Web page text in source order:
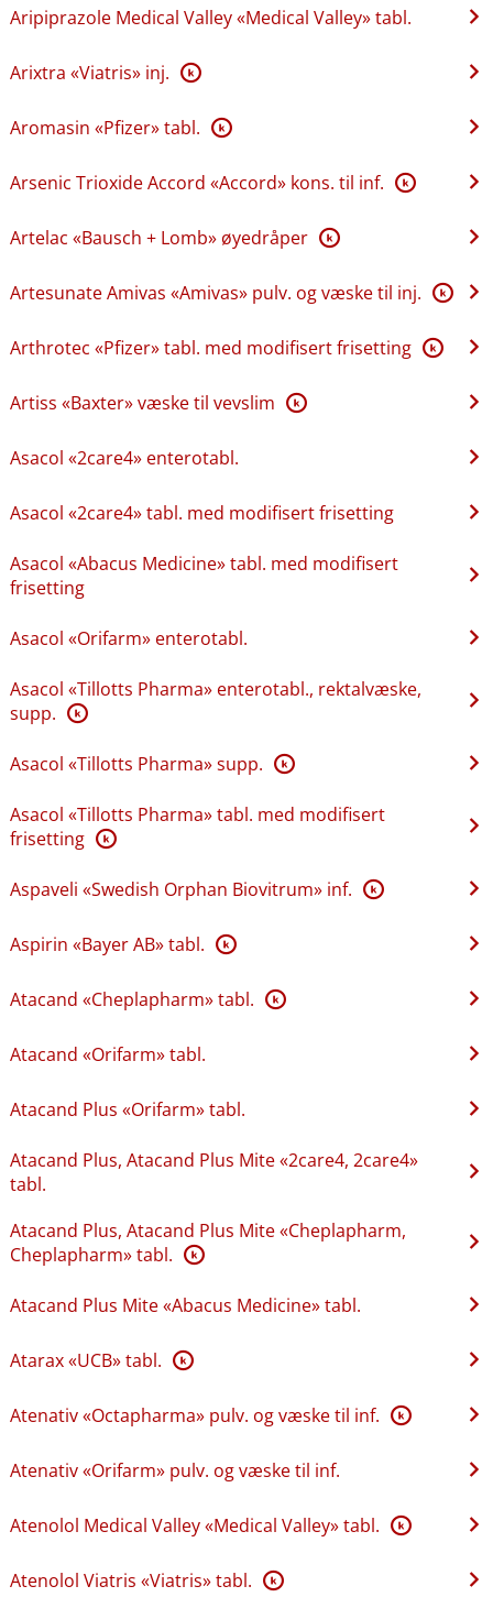
Aripiprazole Medical Valley «Medical Valley» tabl.
Arixtra «Viatris» inj. K
Aromasin «Pfizer» tabl. K
Arsenic Trioxide Accord «Accord» kons. til inf. K
Artelac «Bausch + Lomb» øyedråper K
Artesunate Amivas «Amivas» pulv. og væske til inj. K
Arthrotec «Pfizer» tabl. med modifisert frisetting K
Artiss «Baxter» væske til vevslim K
Asacol «2care4» enterotabl.
Asacol «2care4» tabl. med modifisert frisetting
Asacol «Abacus Medicine» tabl. med modifisert
frisetting
Asacol «Orifarm» enterotabl.
Asacol «Tillotts Pharma» enterotabl., rektalvæske,
supp. K
Asacol «Tillotts Pharma» supp. K
Asacol «Tillotts Pharma» tabl. med modifisert
frisetting K
Aspaveli «Swedish Orphan Biovitrum» inf. K
Aspirin «Bayer AB» tabl. K
Atacand «Cheplapharm» tabl. K
Atacand «Orifarm» tabl.
Atacand Plus «Orifarm» tabl.
Atacand Plus, Atacand Plus Mite «2care4, 2care4»
tabl.
Atacand Plus, Atacand Plus Mite «Cheplapharm,
Cheplapharm» tabl. K
Atacand Plus Mite «Abacus Medicine» tabl.
Atarax «UCB» tabl. K
Atenativ «Octapharma» pulv. og væske til inf. K
Atenativ «Orifarm» pulv. og væske til inf.
Atenolol Medical Valley «Medical Valley» tabl. K
Atenolol Viatris «Viatris» tabl. K